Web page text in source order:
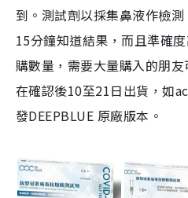
到。測試劑以採集鼻液作檢
15分鐘知道結果，而且準確
購數量，需要大量購入的朋
在確認後10至21日出貨，如
發DEEPBLUE 原廠版本。